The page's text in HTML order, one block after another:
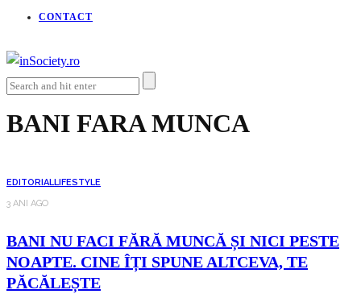
CONTACT
BANI FARA MUNCA
EDITORIALLIFESTYLE
3 ANI AGO
BANI NU FACI FĂRĂ MUNCĂ ȘI NICI PESTE
NOAPTE. CINE ÎȚI SPUNE ALTCEVA, TE
PĂCĂLEȘTE